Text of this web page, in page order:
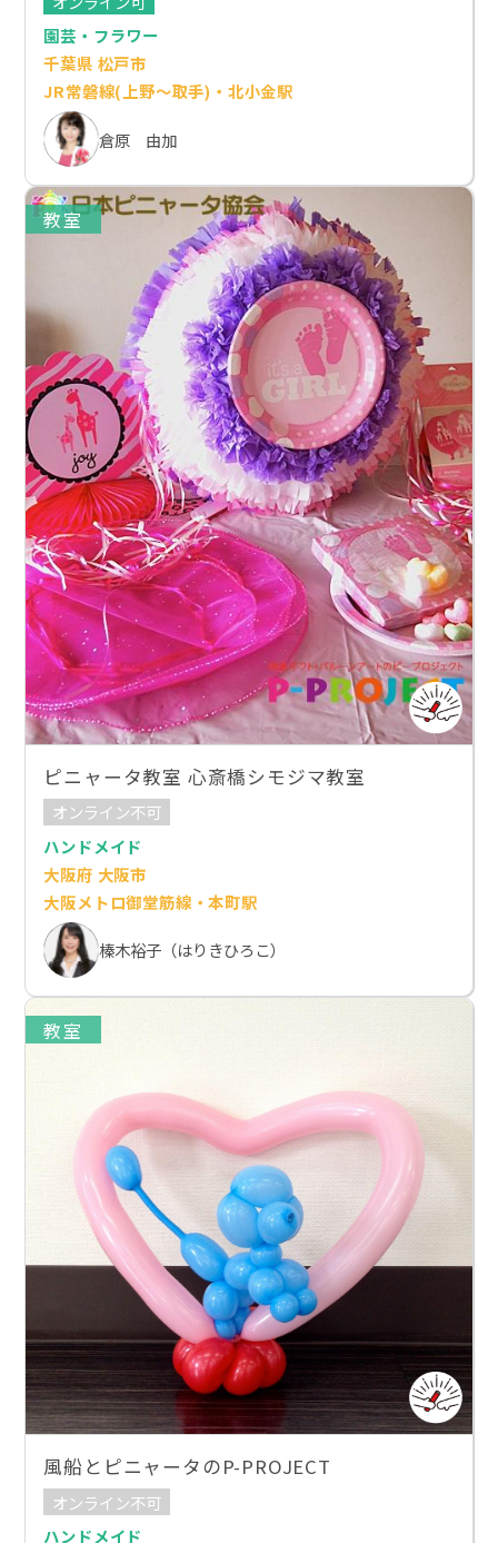
園芸・フラワー
千葉県 松戸市
JR常磐線(上野～取手)・北小金駅
倉原 由加
教室
ピニャータ教室 心斎橋シモジマ教室
オンライン不可
ハンドメイド
大阪府 大阪市
大阪メトロ御堂筋線・本町駅
榛木裕子（はりきひろこ）
教室
風船とピニャータのP-PROJECT
オンライン不可
ハンドメイド